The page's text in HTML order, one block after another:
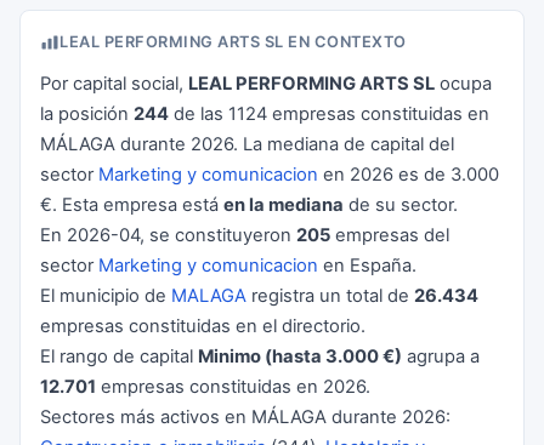
LEAL PERFORMING ARTS SL EN CONTEXTO
Por capital social, LEAL PERFORMING ARTS SL ocupa
la posición 244 de las 1124 empresas constituidas en
MÁLAGA durante 2026. La mediana de capital del
sector Marketing y comunicacion en 2026 es de 3.000
€. Esta empresa está en la mediana de su sector.
En 2026-04, se constituyeron 205 empresas del
sector Marketing y comunicacion en España.
El municipio de MALAGA registra un total de 26.434
empresas constituidas en el directorio.
El rango de capital Minimo (hasta 3.000 €) agrupa a
12.701 empresas constituidas en 2026.
Sectores más activos en MÁLAGA durante 2026: